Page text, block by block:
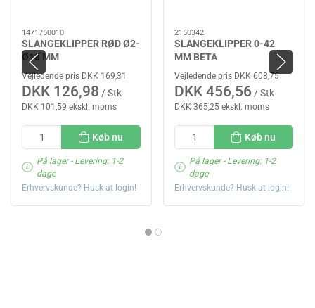
1471750010
SLANGEKLIPPER RØD Ø2-
Ø18 MM
Vejledende pris DKK 169,31
DKK 126,98 / Stk
DKK 101,59 ekskl. moms
Køb nu
På lager- Levering: 1-2
dage
Erhvervskunde? Husk at login!
2150342
SLANGEKLIPPER 0-42
MM BETA
Vejledende pris DKK 608,75
DKK 456,56 / Stk
DKK 365,25 ekskl. moms
Køb nu
På lager- Levering: 1-2
dage
Erhvervskunde? Husk at login!